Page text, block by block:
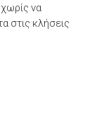
να
στις κλήσεις